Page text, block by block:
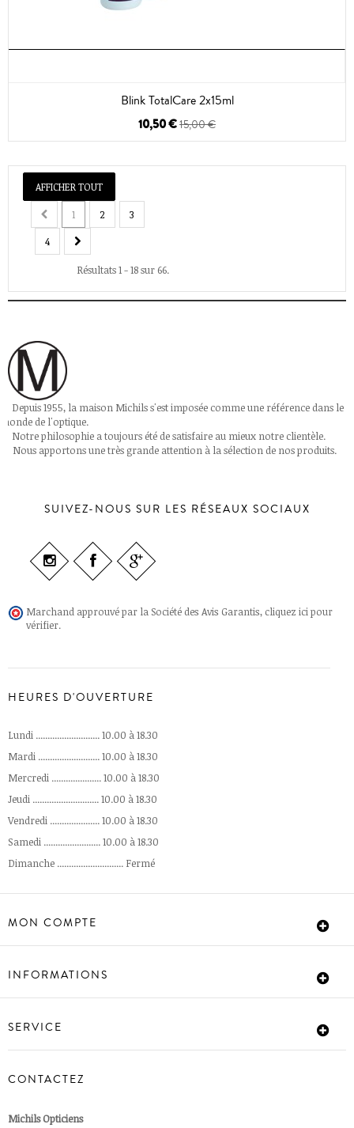
Blink TotalCare 2x15ml
10,50 €15,00 €
AFFICHER TOUT
1 2
3
4
Résultats 1 - 18 sur 66.
Depuis 1955, la maison Michils s'est imposée comme une référence dans le
monde de l'optique.
Notre philosophie a toujours été de satisfaire au mieux notre clientèle.
Nous apportons une très grande attention à la sélection de nos produits.
SUIVEZ-NOUS SUR LES RÉSEAUX SOCIAUX
Marchand approuvé par la Société des Avis Garantis, cliquez ici pour
vérifier.
HEURES D'OUVERTURE
Lundi ........................... 10.00 à 18.30
Mardi .......................... 10.00 à 18.30
Mercredi ..................... 10.00 à 18.30
Jeudi ............................ 10.00 à 18.30
Vendredi ..................... 10.00 à 18.30
Samedi ........................ 10.00 à 18.30
Dimanche ............................ Fermé
MON COMPTE
INFORMATIONS
SERVICE
CONTACTEZ
Michils Opticiens